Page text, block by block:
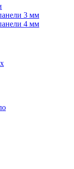
3 мм
4 мм